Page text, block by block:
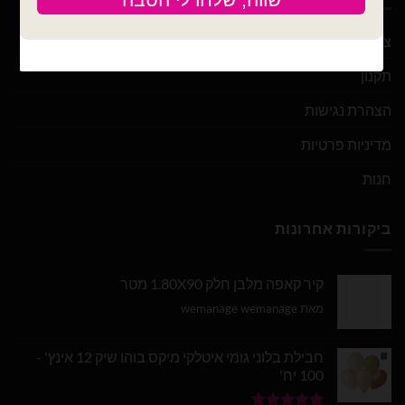
צור קשר
תקנון
הצהרת נגישות
מדיניות פרטיות
חנות
ביקורות אחרונות
קיר קאפה מלבן חלק 1.80X90 מטר
מאת wemanage wemanage
חבילת בלוני גומי איטלקי מיקס בוהו שיק 12 אינץ' -
100 יח'